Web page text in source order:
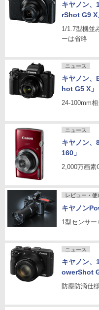
キヤノン、
rShot G9 X
1/1.7型機並
ーは省略
ニュース
キヤノン、
hot G5 X」
24-100mm
ニュース
キヤノン、
160」
2,000万画素
レビュー・使
キヤノン
1型センサ
ニュース
キヤノン、
owerShot
防塵防滴仕